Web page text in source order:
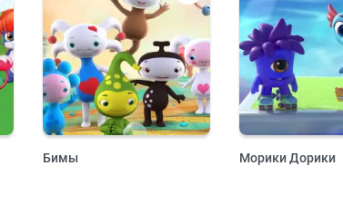
Бимы Морики Дорики